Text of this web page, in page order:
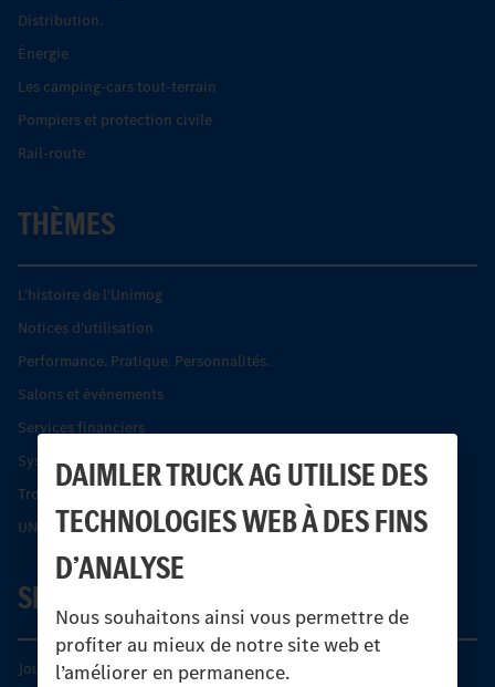
DAIMLER TRUCK AG UTILISE DES
TECHNOLOGIES WEB À DES FINS
D’ANALYSE
Nous souhaitons ainsi vous permettre de
profiter au mieux de notre site web et
l’améliorer en permanence.
Distribution.
Énergie
Les camping-cars tout-terrain
Pompiers et protection civile
Rail-route
THÈMES
L’histoire de l’Unimog
Notices d'utilisation
Performance. Pratique. Personnalités.
Salons et événements
Services financiers
Systèmes de sécurité Econic
Trouver un partenaire
UNI-TOUCH®
SERVICE
Journées diagnostic Technique S.A.V Unimog